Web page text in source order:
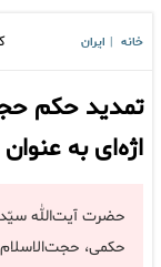
خانه ایران
تمدید حکم
اژه‌ای به
حضرت آیت‌الله
حکمی، حجت‌الاسلام